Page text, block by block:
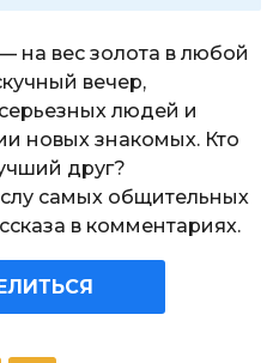
на вес золота в любой
вечер,
людей и
новых знакомых. Кто
друг?
самых общительных
в комментариях.